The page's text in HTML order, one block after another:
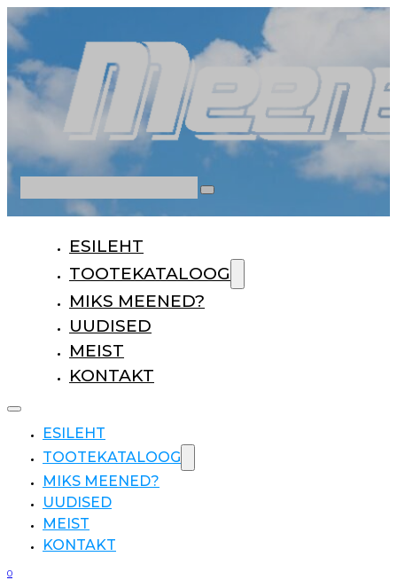
ESILEHT
TOOTEKATALOOG
MIKS MEENED?
UUDISED
MEIST
KONTAKT
ESILEHT
TOOTEKATALOOG
MIKS MEENED?
UUDISED
MEIST
KONTAKT
0